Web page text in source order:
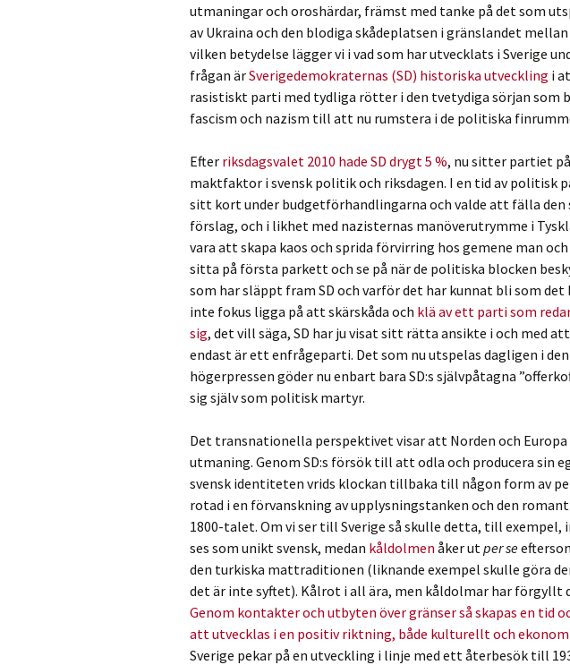
utmaningar och oroshärdar, främst med tanke på det som
av Ukraina och den blodiga skådeplatsen i gränslandet mellan
vilken betydelse lägger vi i vad som har utvecklats i Sverige
frågan ärSverigedemokraternas (SD) historiska utveckling i
rasistiskt parti med tydliga rötter i den tvetydiga sörjan som
fascism och nazism till att nu rumstera i de politiska
Efter riksdagsvalet 2010 hade SD drygt 5 %, nu sitter partiet på
maktfaktor i svensk politik och riksdagen. I en tid av politisk
sitt kort under budgetförhandlingarna och valde att fälla den
förslag, och i likhet med nazisternas manöverutrymme i
vara att skapa kaos och sprida förvirring hos gemene man
sitta på första parkett och se på när de politiska blocken
som har släppt fram SD och varför det har kunnat bli som det
inte fokus ligga på att skärskåda och klä av ett parti som
sig, det vill säga, SD har ju visat sitt rätta ansikte i och med
endast är ett enfrågeparti. Det som nu utspelas dagligen i
högerpressen göder nu enbart bara SD:s självpåtagna
sig själv som politisk martyr.
Det transnationella perspektivet visar att Norden och
utmaning. Genom SD:s försök till att odla och producera sin
svensk identiteten vrids klockan tillbaka till någon form av
rotad i en förvanskning av upplysningstanken och den
1800-talet. Om vi ser till Sverige så skulle detta, till exempel,
ses som unikt svensk, medan kåldolmen åker utper se
den turkiska mattraditionen (liknande exempel skulle göra
det är inte syftet). Kålrot i all ära, men kåldolmar har förgyllt
Genom kontakter och utbyten över gränser så skapas en tid
att utvecklas i en positiv riktning, både kulturellt och
Sverige pekar på en utveckling i linje med ett återbesök till